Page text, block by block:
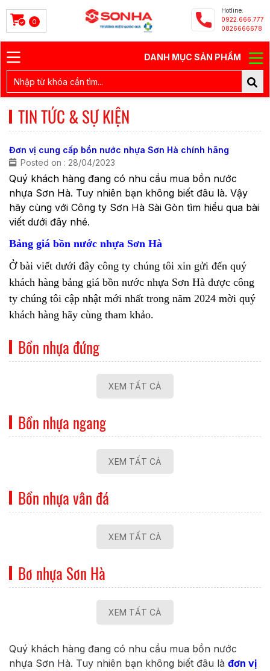
0
Hotline:
0922.666.777
0826666678
DANH MỤC SẢN PHẨM
TIN TỨC & SỰ KIỆN
Đơn vị cung cấp bồn nước nhựa Sơn Hà chính hãng
Posted on : 28/04/2023
Quý khách hàng đang có nhu cầu mua bồn nước
nhựa Sơn Hà. Tuy nhiên bạn không biết đâu là. Vậy
hãy cùng với Công ty Sơn Hà Sài Gòn tìm hiểu qua bài
viết dưới đây nhé.
Bảng giá bồn nước nhựa Sơn Hà
Ở bài viết dưới đây công ty chúng tôi xin gửi đến quý
khách hàng bảng giá bồn nước nhựa Sơn Hà được công
ty chúng tôi cập nhật mới nhất trong năm 2024 mời quý
khách hàng hãy cùng tham khảo.
Bồn nhựa đứng
XEM TẤT CẢ
Bồn nhựa ngang
XEM TẤT CẢ
Bồn nhựa vân đá
XEM TẤT CẢ
Bơ nhựa Sơn Hà
XEM TẤT CẢ
Quý khách hàng đang có nhu cầu mua bồn nước
nhựa Sơn Hà. Tuy nhiên bạn không biết đâu là đơn vị